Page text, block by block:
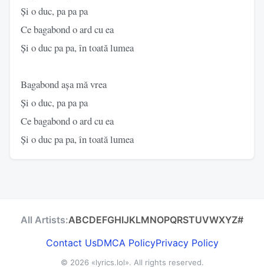
Și o duc, pa pa pa
Ce bagabond o ard cu ea
Și o duc pa pa, în toată lumea
Bagabond așa mă vrea
Și o duc, pa pa pa
Ce bagabond o ard cu ea
Și o duc pa pa, în toată lumea
All Artists:ABCDEFGHIJKLMNOPQRSTUVWXYZ#
Contact UsDMCA PolicyPrivacy Policy
© 2026 «lyrics.lol». All rights reserved.